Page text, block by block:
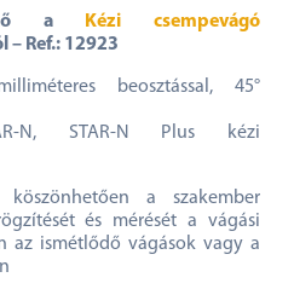
a
Kézi csempevágó
– Ref.: 12923
beosztással, 45°
N, STAR-N Plus kézi
a szakember
és mérését a vágási
az ismétlődő vágások vagy a